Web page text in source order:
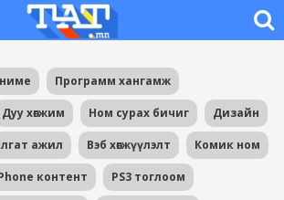
Программ хангамж
Дуу хөгжим Ном сурах бичиг Дизайн
ажил Вэб хөгжүүлэлт Комик ном
контент PS3 тоглоом